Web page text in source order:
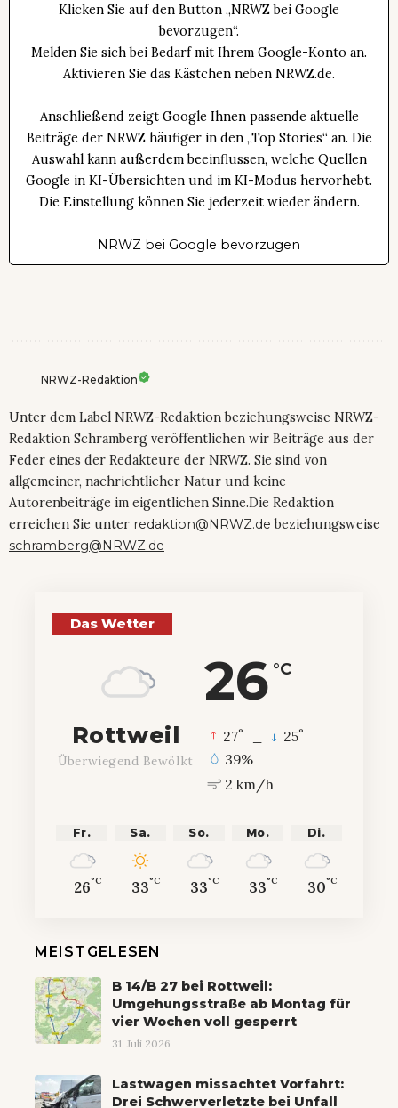
Klicken Sie auf den Button „NRWZ bei Google
bevorzugen“.
Melden Sie sich bei Bedarf mit Ihrem Google-Konto an.
Aktivieren Sie das Kästchen neben NRWZ.de.
Anschließend zeigt Google Ihnen passende aktuelle
Beiträge der NRWZ häufiger in den „Top Stories“ an. Die
Auswahl kann außerdem beeinflussen, welche Quellen
Google in KI-Übersichten und im KI-Modus hervorhebt.
Die Einstellung können Sie jederzeit wieder ändern.
NRWZ bei Google bevorzugen
NRWZ-Redaktion
Unter dem Label NRWZ-Redaktion beziehungsweise NRWZ-
Redaktion Schramberg veröffentlichen wir Beiträge aus der
Feder eines der Redakteure der NRWZ. Sie sind von
allgemeiner, nachrichtlicher Natur und keine
Autorenbeiträge im eigentlichen Sinne.Die Redaktion
erreichen Sie unter redaktion@NRWZ.de beziehungsweise
schramberg@NRWZ.de
Das Wetter
26 °C
Rottweil
Überwiegend Bewölkt
27° 25°
39%
2 km/h
Fr.
26°C
Sa.
33°C
So.
33°C
Mo.
33°C
Di.
30°C
MEISTGELESEN
B 14/B 27 bei Rottweil:
Umgehungsstraße ab Montag für
vier Wochen voll gesperrt
31. Juli 2026
Lastwagen missachtet Vorfahrt:
Drei Schwerverletzte bei Unfall